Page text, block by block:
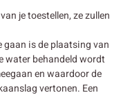
je toestellen, ze zullen
gaan is de plaatsing van
water behandeld wordt
en waardoor de
vertonen. Een